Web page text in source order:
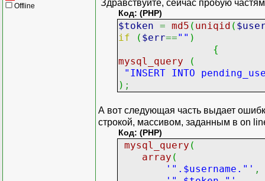
Offline Здравствуйте, сейчас пробую
Код: (PHP)
$token = md5 ( uniqid (
if
( $err=="" )
{
mysql_query
(
"INSERT INTO
) ;
А вот следующая часть выдает
строкой, массивом, заданным в on
Код: (PHP)
mysql_query (
array (
'".$username."' ,